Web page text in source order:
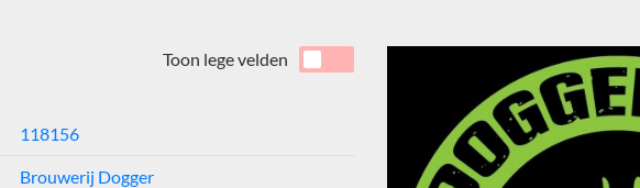
Toon lege velden
118156
Brouwerij Dogger